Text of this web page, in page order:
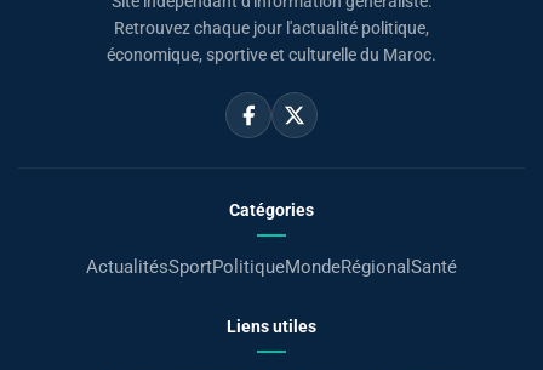
Retrouvez chaque jour l'actualité politique,
économique, sportive et culturelle du Maroc.
Catégories
ActualitésSportPolitiqueMondeRégional Santé
Liens utiles